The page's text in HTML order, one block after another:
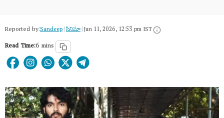
Reported by:Sandeep|సినిమా|Jun 11, 2026, 12:53 pm IST
Read Time:6 mins